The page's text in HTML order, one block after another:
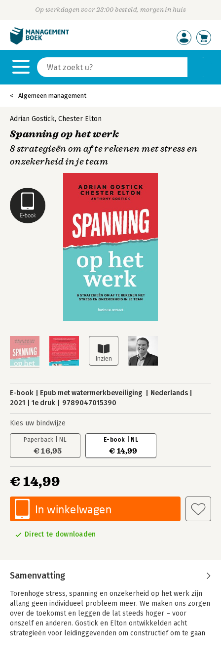
Op werkdagen voor 23:00 besteld, morgen in huis
Algemeen management
E-book
Adrian Gostick, Chester Elton
Spanning op het werk
8 strategieën om af te rekenen met stress en
onzekerheid in je team
E-book Epub met watermerkbeveiliging
Nederlands
2021
1e druk 9789047015390
Kies uw bindwijze
Paperback | NL
€ 16,95
E-book | NL
€ 14,99
€ 14,99
In winkelwagen
Direct te downloaden
Samenvatting
Torenhoge stress, spanning en onzekerheid op het werk zijn
allang geen individueel probleem meer. We maken ons zorgen
over de toekomst en leggen de lat steeds hoger – voor
onszelf en anderen. Gostick en Elton ontwikkelden acht
strategieën voor leidinggevenden om constructief om te gaan